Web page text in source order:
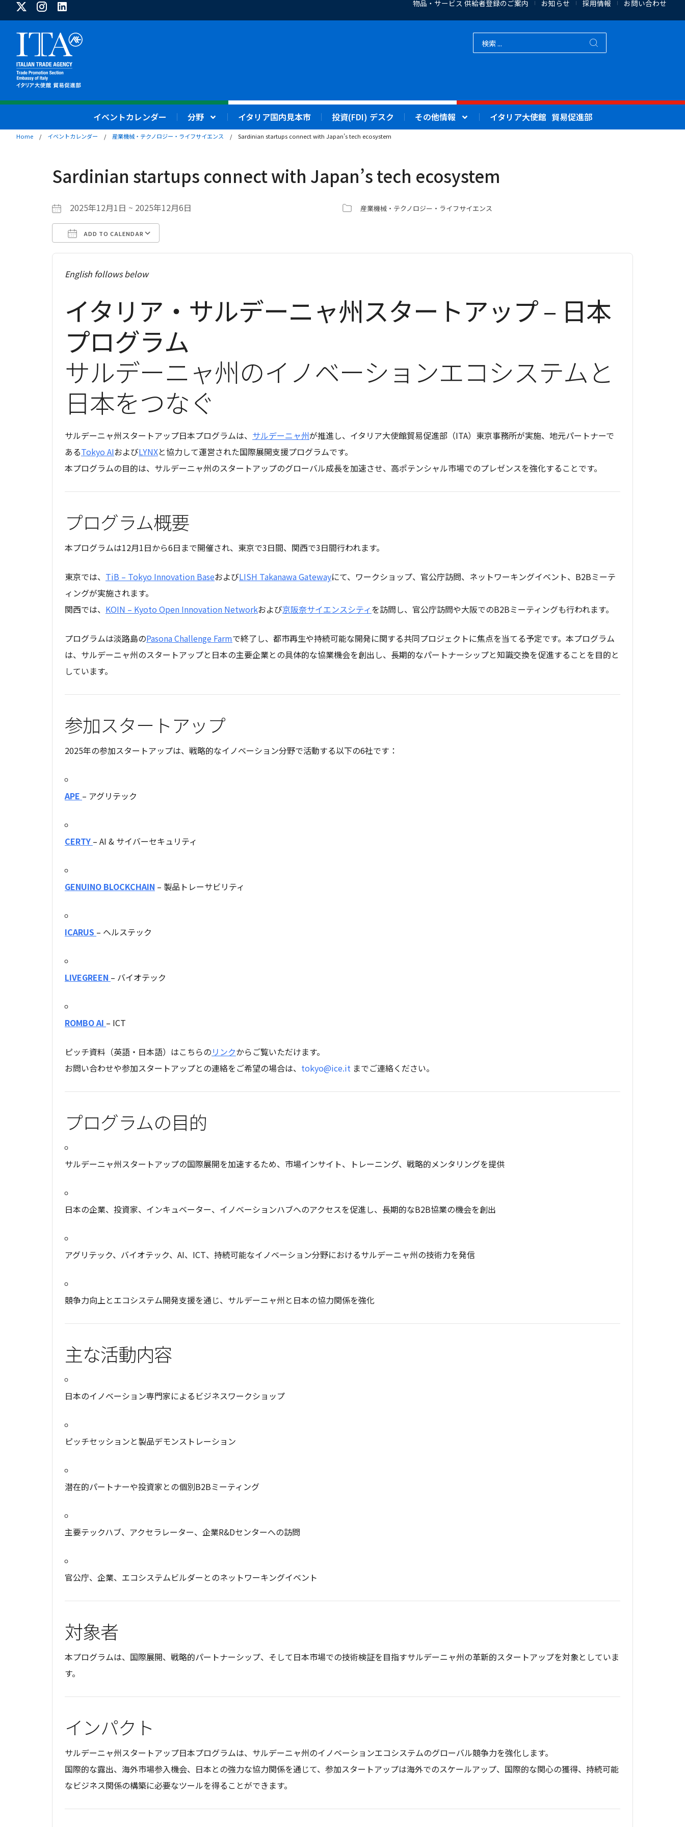
物品・サービス 供給者登録のご案内 お知らせ 採用情報 お問い合わせ
イベントカレンダー 分野 イタリア国内見本市 投資(FDI) デスク その他情報 イタリア大使館 貿易促進部
Home / イベントカレンダー / 産業機械・テクノロジー・ライフサイエンス / Sardinian startups connect with Japan’s tech ecosystem
Sardinian startups connect with Japan’s tech ecosystem
2025年12月1日 ~ 2025年12月6日
ADD TO CALENDAR
Download ICS Google Calendar iCalendar Office 365 Outlook Live
産業機械・テクノロジー・ライフサイエンス
English follows below
イタリア・サルデーニャ州スタートアップ – 日本
プログラム
サルデーニャ州のイノベーションエコシステムと
日本をつなぐ
サルデーニャ州スタートアップ日本プログラムは、 サルデーニャ州が推進し、イタリア大使館貿易促進部（ITA）東京事務所が実施、地元パートナーで
あるTokyo AIおよびLYNXと協力して運営された国際展開支援プログラムです。
本プログラムの目的は、サルデーニャ州のスタートアップのグローバル成長を加速させ、高ポテンシャル市場でのプレゼンスを強化することです。
プログラム概要
本プログラムは12月1日から6日まで開催され、東京で3日間、関西で3日間行われます。
東京では、 TiB – Tokyo Innovation BaseおよびLISH Takanawa Gatewayにて、ワークショップ、官公庁訪問、ネットワーキングイベント、B2Bミーテ
ィングが実施されます。
関西では、 KOIN – Kyoto Open Innovation Networkおよび京阪奈サイエンスシティを訪問し、官公庁訪問や大阪でのB2Bミーティングも行われます。
プログラムは淡路島のPasona Challenge Farmで終了し、都市再生や持続可能な開発に関する共同プロジェクトに焦点を当てる予定です。本プログラム
は、サルデーニャ州のスタートアップと日本の主要企業との具体的な協業機会を創出し、長期的なパートナーシップと知識交換を促進することを目的と
しています。
参加スタートアップ
2025年の参加スタートアップは、戦略的なイノベーション分野で活動する以下の6社です：
APE – アグリテック
CERTY – AI & サイバーセキュリティ
GENUINO BLOCKCHAIN – 製品トレーサビリティ
ICARUS – ヘルステック
LIVEGREEN – バイオテック
ROMBO AI – ICT
ピッチ資料（英語・日本語）はこちらのリンクからご覧いただけます。
お問い合わせや参加スタートアップとの連絡をご希望の場合は、 tokyo@ice.it までご連絡ください。
プログラムの目的
サルデーニャ州スタートアップの国際展開を加速するため、市場インサイト、トレーニング、戦略的メンタリングを提供
日本の企業、投資家、インキュベーター、イノベーションハブへのアクセスを促進し、長期的なB2B協業の機会を創出
アグリテック、バイオテック、AI、ICT、持続可能なイノベーション分野におけるサルデーニャ州の技術力を発信
競争力向上とエコシステム開発支援を通じ、サルデーニャ州と日本の協力関係を強化
主な活動内容
日本のイノベーション専門家によるビジネスワークショップ
ピッチセッションと製品デモンストレーション
潜在的パートナーや投資家との個別B2Bミーティング
主要テックハブ、アクセラレーター、企業R&Dセンターへの訪問
官公庁、企業、エコシステムビルダーとのネットワーキングイベント
対象者
本プログラムは、国際展開、戦略的パートナーシップ、そして日本市場での技術検証を目指すサルデーニャ州の革新的スタートアップを対象としていま
す。
インパクト
サルデーニャ州スタートアップ日本プログラムは、サルデーニャ州のイノベーションエコシステムのグローバル競争力を強化します。
国際的な露出、海外市場参入機会、日本との強力な協力関係を通じて、参加スタートアップは海外でのスケールアップ、国際的な関心の獲得、持続可能
なビジネス関係の構築に必要なツールを得ることができます。